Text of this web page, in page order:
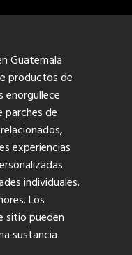
Guatemala
productos de
enorgullece
parches de
experiencias
individuales.
Los
sitio pueden
sustancia